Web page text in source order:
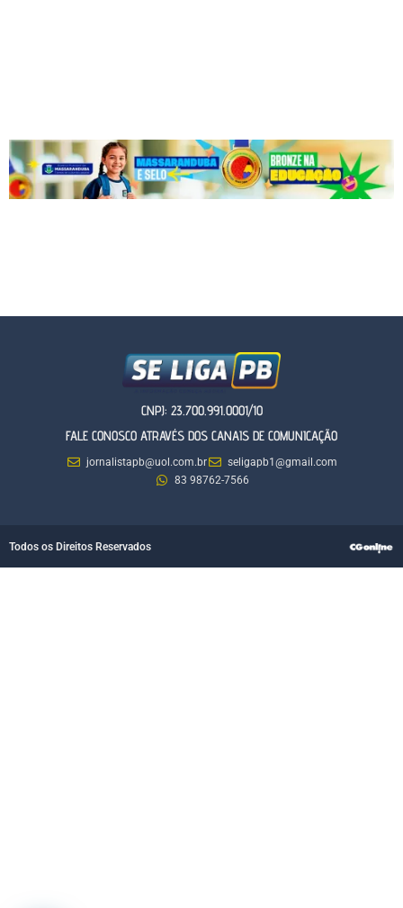
CNPJ: 23.700.991.0001/10
FALE CONOSCO ATRAVÉS DOS CANAIS DE COMUNICAÇÃO
jornalistapb@uol.com.br
seligapb1@gmail.com
83 98762-7566
Todos os Direitos Reservados